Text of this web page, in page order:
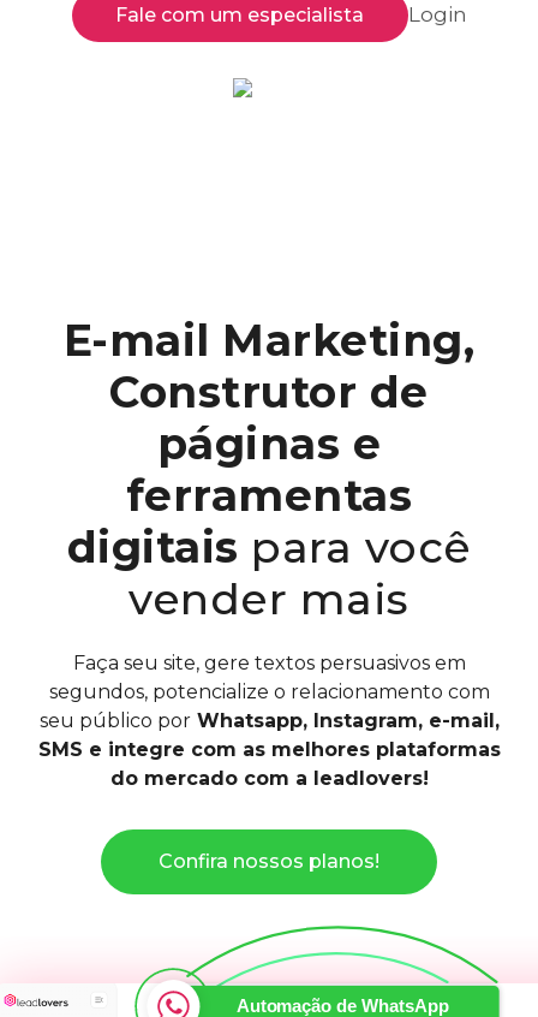
Fale com um especialista Login
E-mail Marketing,
Construtor de
páginas e
ferramentas
digitais para você
vender mais
Faça seu site, gere textos persuasivos em
segundos, potencialize o relacionamento com
seu público porWhatsapp, Instagram, e-mail,
SMS e integre com as melhores plataformas
do mercado com a leadlovers!
Confira nossos planos!